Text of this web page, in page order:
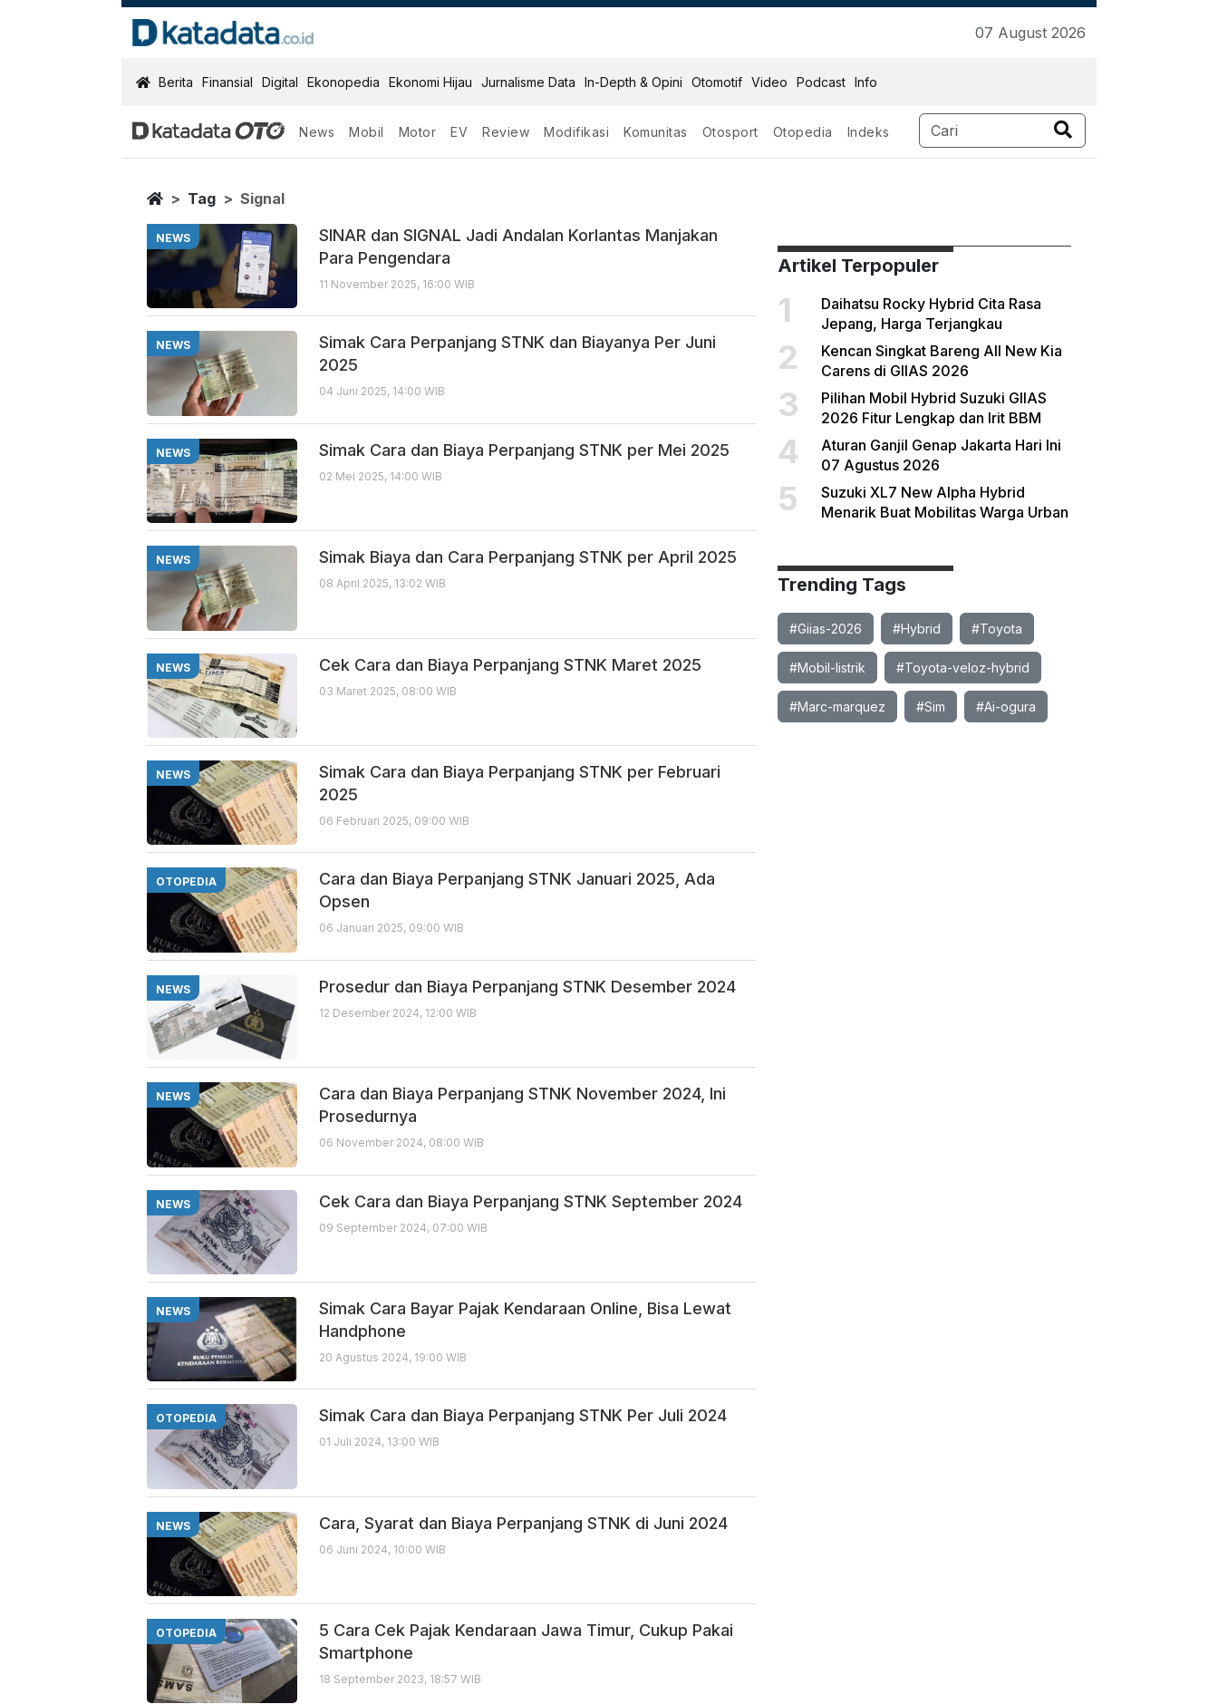
07 August 2026
KatadataOTO
Berita Finansial Digital Ekonopedia Ekonomi Hijau Jurnalisme Data In-Depth & Opini Otomotif Video Podcast Info
News Mobil Motor EV Review Modifikasi Komunitas Otosport Otopedia Indeks
Signal
Berita Terbaru
Home
Tag Signal
NEWS
SINAR dan SIGNAL Jadi Andalan Korlantas Manjakan
Para Pengendara
11 November 2025, 16:00 WIB
NEWS
Simak Cara Perpanjang STNK dan Biayanya Per Juni
2025
04 Juni 2025, 14:00 WIB
NEWS Simak Cara dan Biaya Perpanjang STNK per Mei 2025
02 Mei 2025, 14:00 WIB
NEWS Simak Biaya dan Cara Perpanjang STNK per April 2025
08 April 2025, 13:02 WIB
NEWS Cek Cara dan Biaya Perpanjang STNK Maret 2025
03 Maret 2025, 08:00 WIB
NEWS
Simak Cara dan Biaya Perpanjang STNK per Februari
2025
06 Februari 2025, 09:00 WIB
OTOPEDIA
Cara dan Biaya Perpanjang STNK Januari 2025, Ada
Opsen
06 Januari 2025, 09:00 WIB
NEWS Prosedur dan Biaya Perpanjang STNK Desember 2024
12 Desember 2024, 12:00 WIB
NEWS
Cara dan Biaya Perpanjang STNK November 2024, Ini
Prosedurnya
06 November 2024, 08:00 WIB
NEWS Cek Cara dan Biaya Perpanjang STNK September 2024
09 September 2024, 07:00 WIB
NEWS
Simak Cara Bayar Pajak Kendaraan Online, Bisa Lewat
Handphone
20 Agustus 2024, 19:00 WIB
OTOPEDIA Simak Cara dan Biaya Perpanjang STNK Per Juli 2024
01 Juli 2024, 13:00 WIB
NEWS Cara, Syarat dan Biaya Perpanjang STNK di Juni 2024
06 Juni 2024, 10:00 WIB
OTOPEDIA
5 Cara Cek Pajak Kendaraan Jawa Timur, Cukup Pakai
Smartphone
18 September 2023, 18:57 WIB
Artikel Terpopuler
1
Daihatsu Rocky Hybrid Cita Rasa
Jepang, Harga Terjangkau
2
Kencan Singkat Bareng All New Kia
Carens di GIIAS 2026
3
Pilihan Mobil Hybrid Suzuki GIIAS
2026 Fitur Lengkap dan Irit BBM
4
Aturan Ganjil Genap Jakarta Hari Ini
07 Agustus 2026
5
Suzuki XL7 New Alpha Hybrid
Menarik Buat Mobilitas Warga Urban
Trending Tags
#Giias-2026 #Hybrid #Toyota
#Mobil-listrik #Toyota-veloz-hybrid
#Marc-marquez #Sim #Ai-ogura